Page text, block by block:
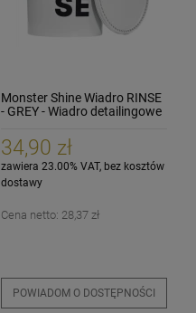
Monster Shine Wiadro RINSE
- GREY - Wiadro detailingowe
34,90 zł
zawiera 23.00% VAT, bez kosztów
dostawy
Cena netto: 28,37 zł
POWIADOM O DOSTĘPNOŚCI